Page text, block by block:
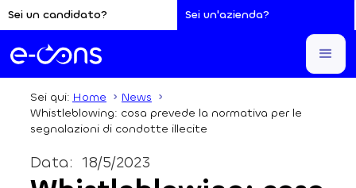
Sei un candidato? Sei un'azienda?
Sei qui: Home
News
Whistleblowing: cosa prevede la normativa per le
segnalazioni di condotte illecite
18/5/2023
Data: